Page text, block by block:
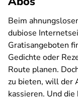
Beim
dubiose
Gratisangeboten
Gedichte oder
Route planen.
zu bieten, will der
kassieren. Und